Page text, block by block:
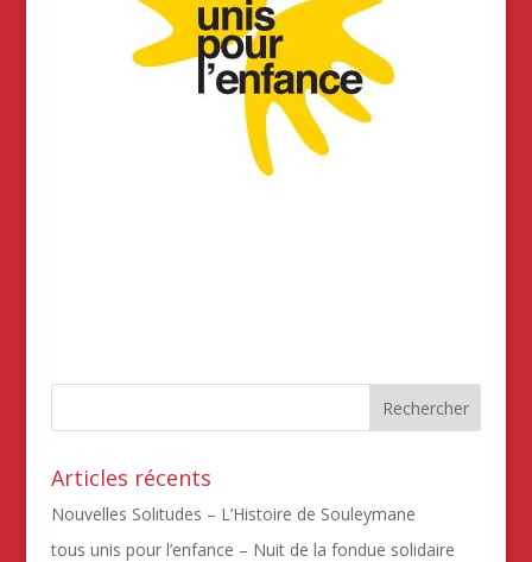
Articles récents
Nouvelles Solitudes – L’Histoire de Souleymane
tous unis pour l’enfance – Nuit de la fondue solidaire